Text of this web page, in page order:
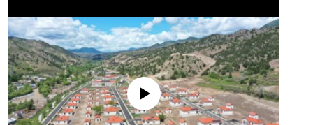
No media source currently available